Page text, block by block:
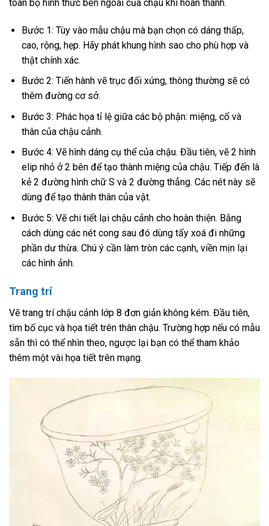
toàn bộ hình thức bên ngoài của chậu khi hoàn thành.
Bước 1: Tùy vào mẫu chậu mà bạn chọn có dáng thấp,
cao, rộng, hẹp. Hãy phát khung hình sao cho phù hợp và
thật chính xác.
Bước 2: Tiến hành vẽ trục đối xứng, thông thường sẽ có
thêm đường cơ sở.
Bước 3: Phác họa tỉ lệ giữa các bộ phận: miệng, cổ và
thân của chậu cảnh.
Bước 4: Vẽ hình dáng cụ thể của chậu. Đầu tiên, vẽ 2 hình
elip nhỏ ở 2 bên để tạo thành miệng của chậu. Tiếp đến là
kẻ 2 đường hình chữ S và 2 đường thẳng. Các nét này sẽ
dùng để tạo thành thân của vật.
Bước 5: Vẽ chi tiết lại chậu cảnh cho hoàn thiện. Bằng
cách dùng các nét cong sau đó dùng tẩy xoá đi những
phần dư thừa. Chú ý cần làm tròn các cạnh, viền mịn lại
các hình ảnh.
Trang trí
Vẽ trang trí chậu cảnh lớp 8 đơn giản không kém. Đầu tiên,
tìm bố cục và họa tiết trên thân chậu. Trường hợp nếu có mẫu
sẵn thì có thể nhìn theo, ngược lại bạn có thể tham khảo
thêm một vài họa tiết trên mạng.